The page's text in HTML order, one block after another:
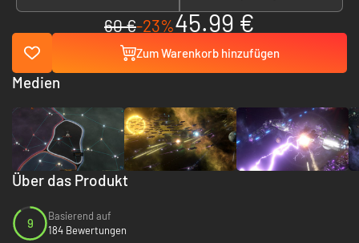
60 €-23%45.99 €
Zum Warenkorb hinzufügen
Über das Produkt
9
Basierend auf
184 Bewertungen
Medien